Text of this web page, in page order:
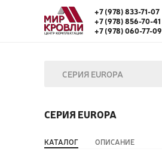
+7 (978) 833-71-07
+7 (978) 856-70-41
+7 (978) 060-77-09
СЕРИЯ EUROPA
СЕРИЯ EUROPA
КАТАЛОГ ОПИСАНИЕ